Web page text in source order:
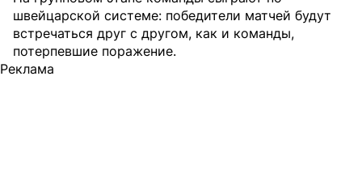
швейцарской системе: победители матчей будут
встречаться друг с другом, как и команды,
потерпевшие поражение.
Реклама